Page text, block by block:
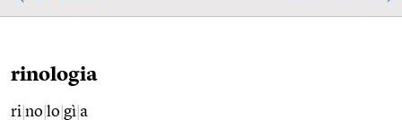
rinologia
ri no lo gì a